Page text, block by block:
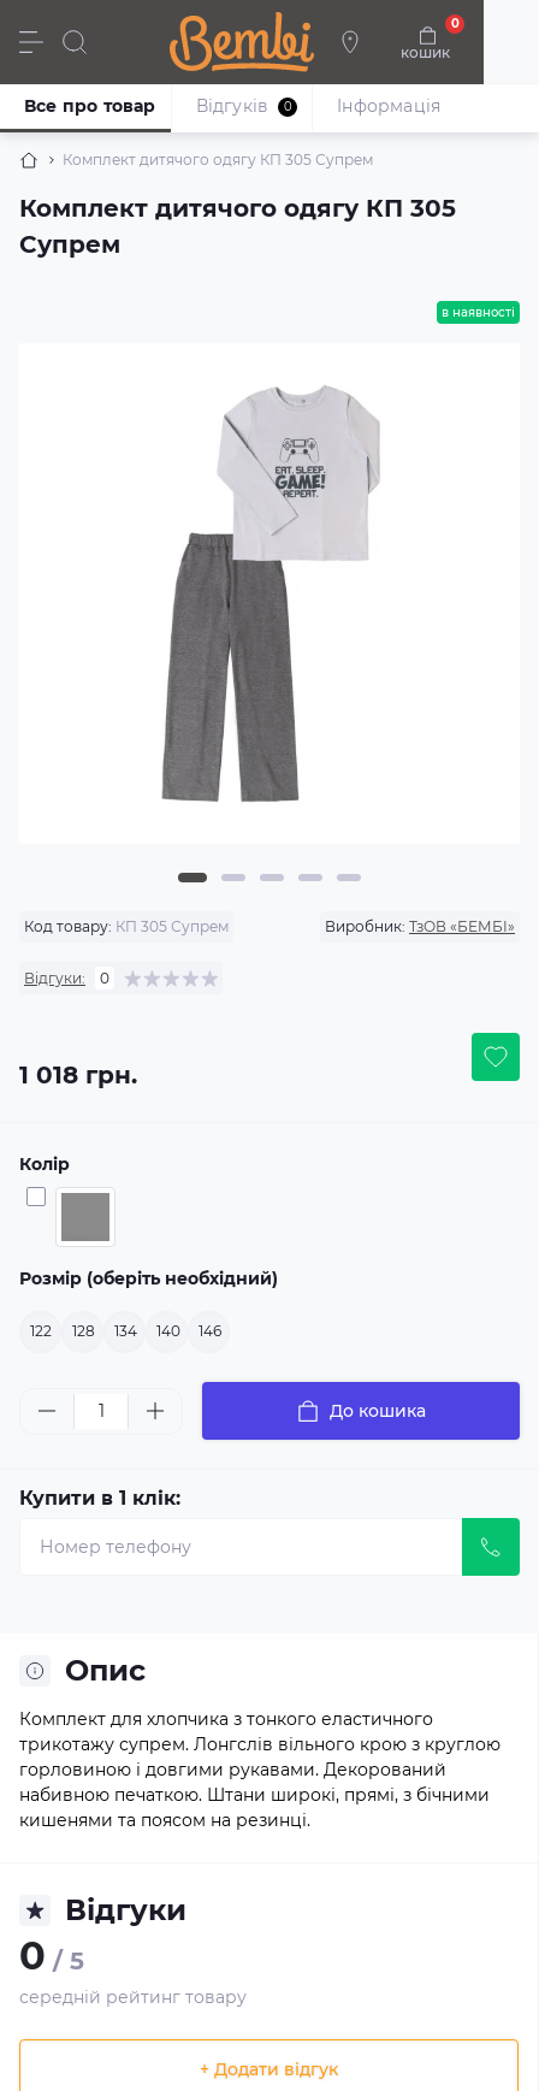
кошик
0
Дівчата Хлопці Немовлята Взуття
Комплект дитячого одягу КП 305 Супрем
Комплект дитячого одягу КП 305
Супрем
Все про товар Відгуків 0 Iнформація
в наявності
Код товару: КП 305 Супрем Виробник: ТзОВ «БЕМБІ»
Відгуки: 0
1 018 грн.
Колір
Розмір (оберіть необхідний)
122 128 134 140 146
До кошика
Купити в 1 клік:
Опис
Комплект для хлопчика з тонкого еластичного
трикотажу супрем. Лонгслів вільного крою з круглою
горловиною і довгими рукавами. Декорований
набивною печаткою. Штани широкі, прямі, з бічними
кишенями та поясом на резинці.
Відгуки
0 / 5
середній рейтинг товару
+ Додати відгук